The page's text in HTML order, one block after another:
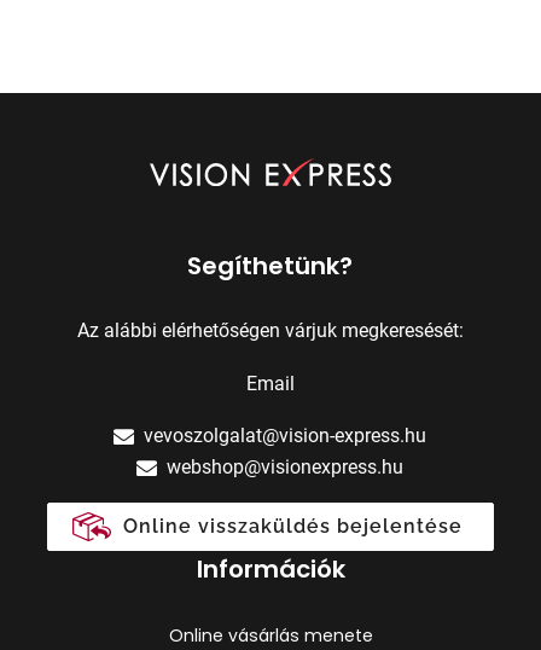
Segíthetünk?
Az alábbi elérhetőségen várjuk megkeresését:
Email
vevoszolgalat@vision-express.hu
webshop@visionexpress.hu
Online visszaküldés bejelentése
Információk
Online vásárlás menete